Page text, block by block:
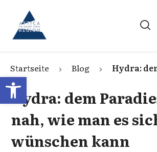
Open toolbar
Go to home
Startseite Blog Hydra:
Hydra: dem
nah, wie man es
wünschen kann